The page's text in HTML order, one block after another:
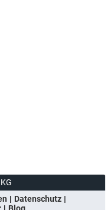
Datenschutz